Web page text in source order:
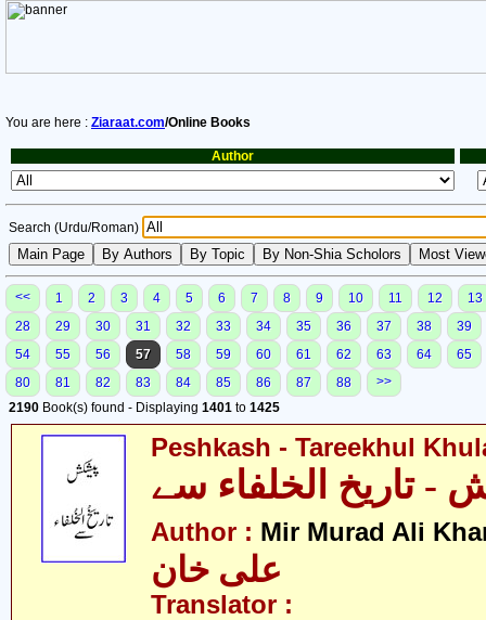
You are here : Ziaraat.com/Online Books
Author
Search (Urdu/Roman)
<< 1 2 3 4 5 6 7 8 9 10 11 12
13
28
29 30 31 32 33 34 35 36 37 38
39
54
55 56 57 58 59 60 61 62 63 64
65
80
81 82 83 84 85 86 87 88
>>
2190 Book(s) found - Displaying 1401 to 1425
Peshkash - Tareekhul
- تاریخ الخلفاء سے
Author : Mir Murad Ali
علی خان
Translator :